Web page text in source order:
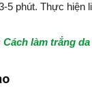
5 phút. Thực hiện
Cách làm trắng